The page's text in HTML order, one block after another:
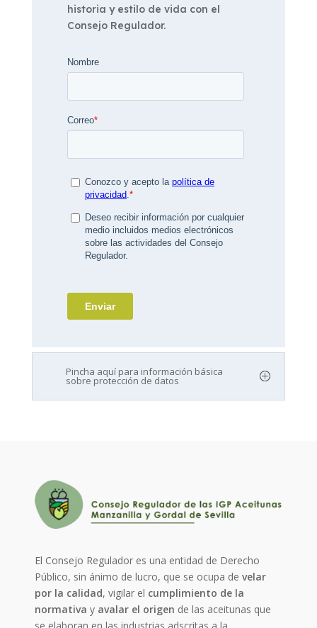
historia y estilo de vida con el
Consejo Regulador.
Pincha aquí para información básica
sobre protección de datos
El Consejo Regulador es una entidad de Derecho
Público, sin ánimo de lucro, que se ocupa develar
por la calidad, vigilar el cumplimiento de la
normativa y avalar el origen de las aceitunas que